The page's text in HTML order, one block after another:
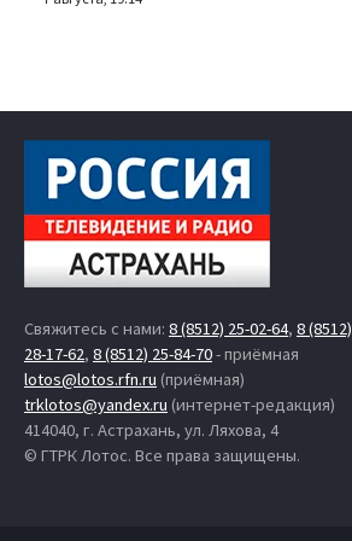
Свяжитесь с нами: 8 (8512) 25-02-64, 8 (8512)
28-17-62, 8 (8512) 25-84-70- приёмная
lotos@lotos.rfn.ru (приёмная)
trklotos@yandex.ru (интернет-редакция)
414040, г. Астрахань, ул. Ляхова, 4
© ГТРК Лотос. Все права защищены.